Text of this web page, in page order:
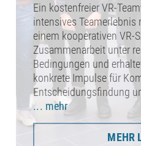
Ein kostenfreier VR-
intensives Teamerlebnis
einem kooperativen VR-
Zusammenarbeit unter
Bedingungen und
konkrete Impulse für
Entscheidungsfindung
... mehr
MEHR